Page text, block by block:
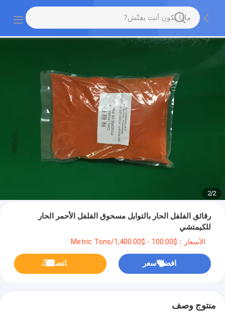
2
/
2
رقائق الفلفل الحار بالتوابل مسحوق الفلفل الأحمر الحار
للكيمتشي
الأسعار：$100.00 - $1,400.00/Metric Tons
افضل سعر ﺎﺘﺼﻟ ﺍﻶﻧ
منتوج وصف